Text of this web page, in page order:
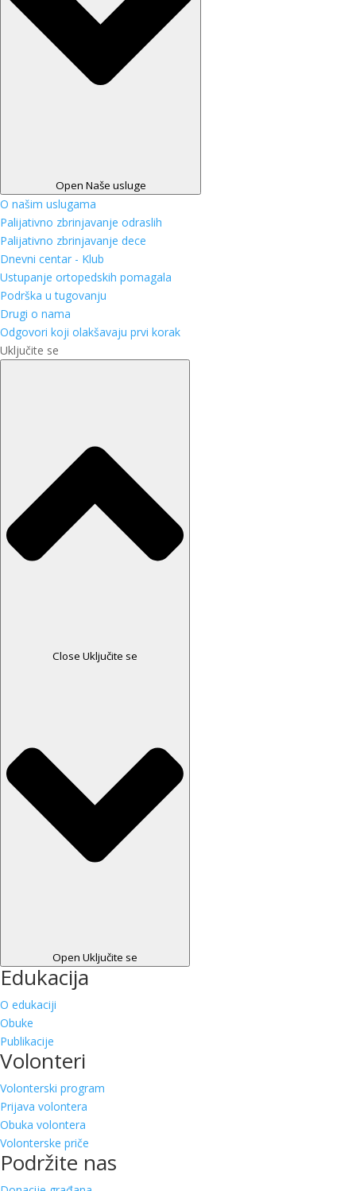
Open Naše usluge
O našim uslugama
Palijativno zbrinjavanje odraslih
Palijativno zbrinjavanje dece
Dnevni centar - Klub
Ustupanje ortopedskih pomagala
Podrška u tugovanju
Drugi o nama
Odgovori koji olakšavaju prvi korak
Uključite se
Close Uključite se
Open Uključite se
Edukacija
O edukaciji
Obuke
Publikacije
Volonteri
Volonterski program
Prijava volontera
Obuka volontera
Volonterske priče
Podržite nas